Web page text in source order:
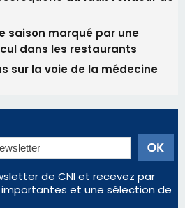
Miss Corse 2026
Corse aux premières loges
pas avant 2081
les restaurateurs corses
au faux vendeur de
saison marqué par une
dans les restaurants
sur la voie de la médecine